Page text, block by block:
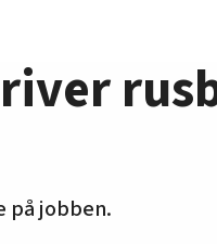
på jobben.